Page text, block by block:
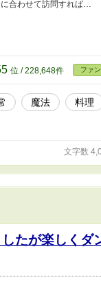
合わせて訪問すれば…
位 / 228,648件 ファ
魔法 料理
文字数
たが楽しく